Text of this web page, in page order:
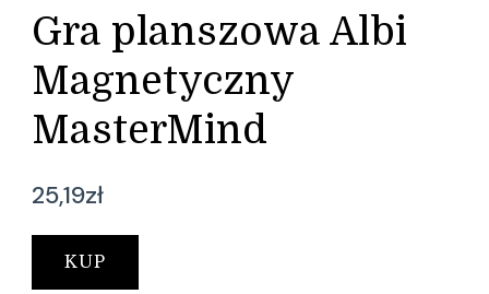
Gra planszowa Albi
Magnetyczny
MasterMind
25,19zł
KUP